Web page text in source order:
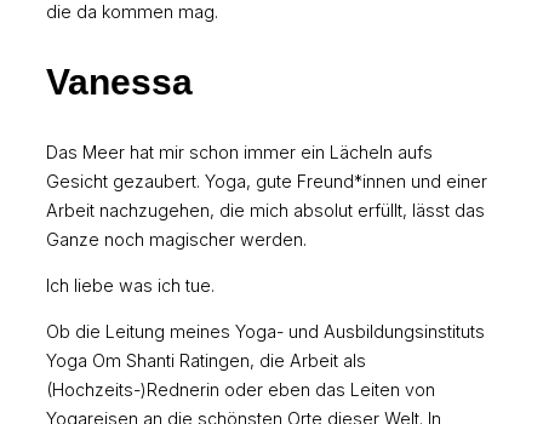
die da kommen mag.
Vanessa
Das Meer hat mir schon immer ein Lächeln aufs
Gesicht gezaubert. Yoga, gute Freund*innen und einer
Arbeit nachzugehen, die mich absolut erfüllt, lässt das
Ganze noch magischer werden.
Ich liebe was ich tue.
Ob die Leitung meines Yoga- und Ausbildungsinstituts
Yoga Om Shanti Ratingen, die Arbeit als
(Hochzeits-)Rednerin oder eben das Leiten von
Yogareisen an die schönsten Orte dieser Welt. In